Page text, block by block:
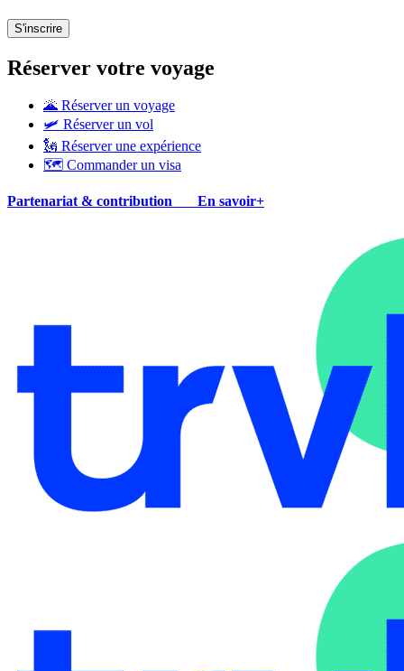
Réserver votre voyage
🌋 Réserver un voyage
🛩 Réserver un vol
🗽 Réserver une expérience
🗺 Commander un visa
Partenariat & contribution En savoir+